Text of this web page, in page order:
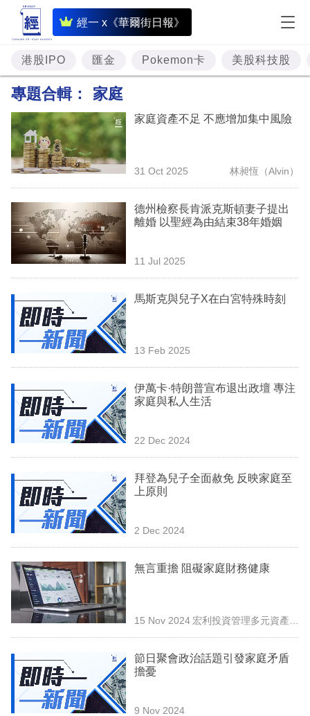
經一 x《華爾街日報》
即
時
財
經
題
投
資
樓
市
理
業
科
技
場
生
時
事
欄
訂
閱
港股IPO 匯金 Pokemon卡 美股科技股
專題合輯： 家庭
家庭資產不足 不應增加集中風險
31 Oct 2025 林昶恆（Alvin）
德州檢察長肯派克斯頓妻子提出
離婚 以聖經為由結束38年婚姻
11 Jul 2025
馬斯克與兒子X在白宮特殊時刻
13 Feb 2025
伊萬卡·特朗普宣布退出政壇 專注
家庭與私人生活
22 Dec 2024
拜登為兒子全面赦免 反映家庭至
上原則
2 Dec 2024
無言重擔 阻礙家庭財務健康
15 Nov 2024 宏利投資管理多元資產方
案團隊
節日聚會政治話題引發家庭矛盾
擔憂
9 Nov 2024